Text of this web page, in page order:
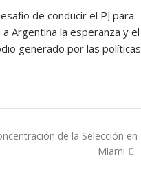
de conducir el PJ para
Argentina la esperanza y el
generado por las políticas
de la Selección en
Miami